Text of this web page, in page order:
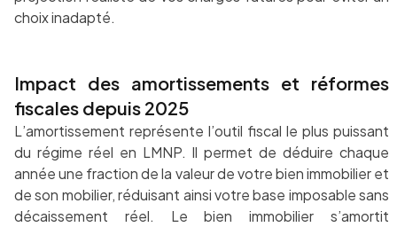
choix inadapté.
Impact des amortissements et réformes
fiscales depuis 2025
L’amortissement représente l’outil fiscal le plus puissant
du régime réel en LMNP. Il permet de déduire chaque
année une fraction de la valeur de votre bien immobilier et
de son mobilier, réduisant ainsi votre base imposable sans
décaissement réel. Le bien immobilier s’amortit